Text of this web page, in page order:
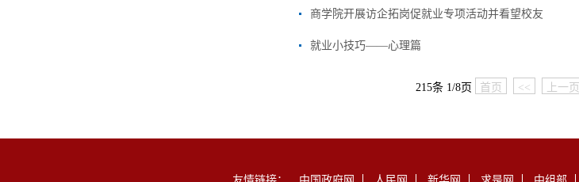
商学院开展访企拓岗促就业专项活动并看望校友
就业小技巧——心理篇
215条 1/8页 首页 << 上一页